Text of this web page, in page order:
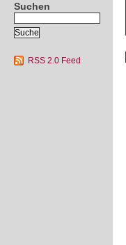
Suchen
RSS 2.0 Feed